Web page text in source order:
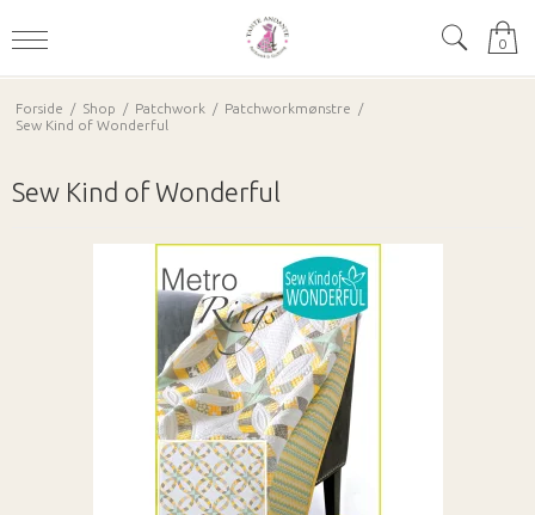
0
Forside / Shop / Patchwork / Patchworkmønstre
/
Sew Kind of Wonderful
Sew Kind of Wonderful